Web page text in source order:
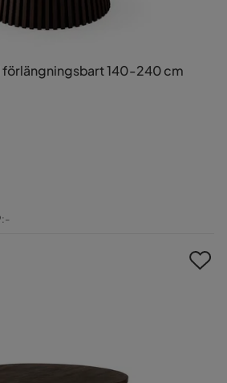
förlängningsbart 140-240 cm